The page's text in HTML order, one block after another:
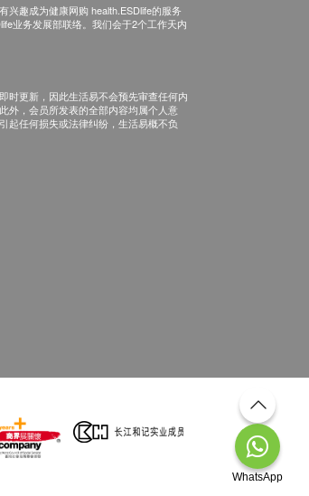
兴趣成为健康网购 health.ESDlife的服务
业务发展部联络。我们会于2个工作天内
时更新，因此生活易不会预先审查任何内
外，会员所发表的全部内容均属个人意
起任何损失或法律纠纷，生活易概不负
WhatsApp